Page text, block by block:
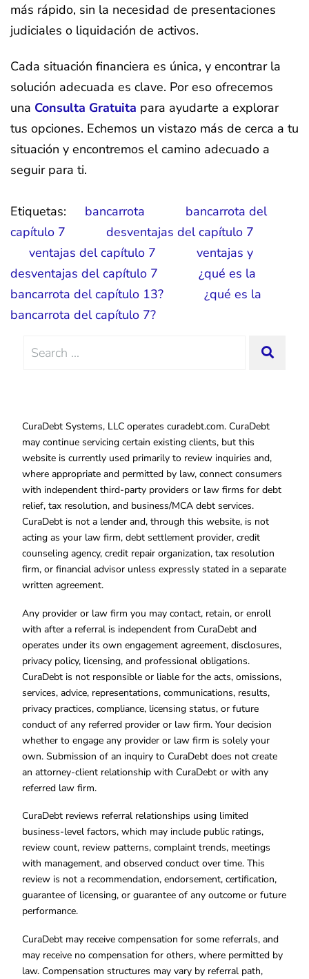
más rápido, sin la necesidad de presentaciones
judiciales o liquidación de activos.
Cada situación financiera es única, y encontrar la
solución adecuada es clave. Por eso ofrecemos
una Consulta Gratuita para ayudarte a explorar
tus opciones. Echemos un vistazo más de cerca a tu
situación y encontremos el camino adecuado a
seguir para ti.
Etiquetas: bancarrota
bancarrota del
capítulo 7
desventajas del capítulo 7
ventajas del capítulo 7
ventajas y
desventajas del capítulo 7
¿qué es la
bancarrota del capítulo 13?
¿qué es la
bancarrota del capítulo 7?
Search
CuraDebt Systems, LLC operates curadebt.com. CuraDebt
may continue servicing certain existing clients, but this
website is currently used primarily to review inquiries and,
where appropriate and permitted by law, connect consumers
with independent third-party providers or law firms for debt
relief, tax resolution, and business/MCA debt services.
CuraDebt is not a lender and, through this website, is not
acting as your law firm, debt settlement provider, credit
counseling agency, credit repair organization, tax resolution
firm, or financial advisor unless expressly stated in a separate
written agreement.
Any provider or law firm you may contact, retain, or enroll
with after a referral is independent from CuraDebt and
operates under its own engagement agreement, disclosures,
privacy policy, licensing, and professional obligations.
CuraDebt is not responsible or liable for the acts, omissions,
services, advice, representations, communications, results,
privacy practices, compliance, licensing status, or future
conduct of any referred provider or law firm. Your decision
whether to engage any provider or law firm is solely your
own. Submission of an inquiry to CuraDebt does not create
an attorney-client relationship with CuraDebt or with any
referred law firm.
CuraDebt reviews referral relationships using limited
business-level factors, which may include public ratings,
review count, review patterns, complaint trends, meetings
with management, and observed conduct over time. This
review is not a recommendation, endorsement, certification,
guarantee of licensing, or guarantee of any outcome or future
performance.
CuraDebt may receive compensation for some referrals, and
may receive no compensation for others, where permitted by
law. Compensation structures may vary by referral path,